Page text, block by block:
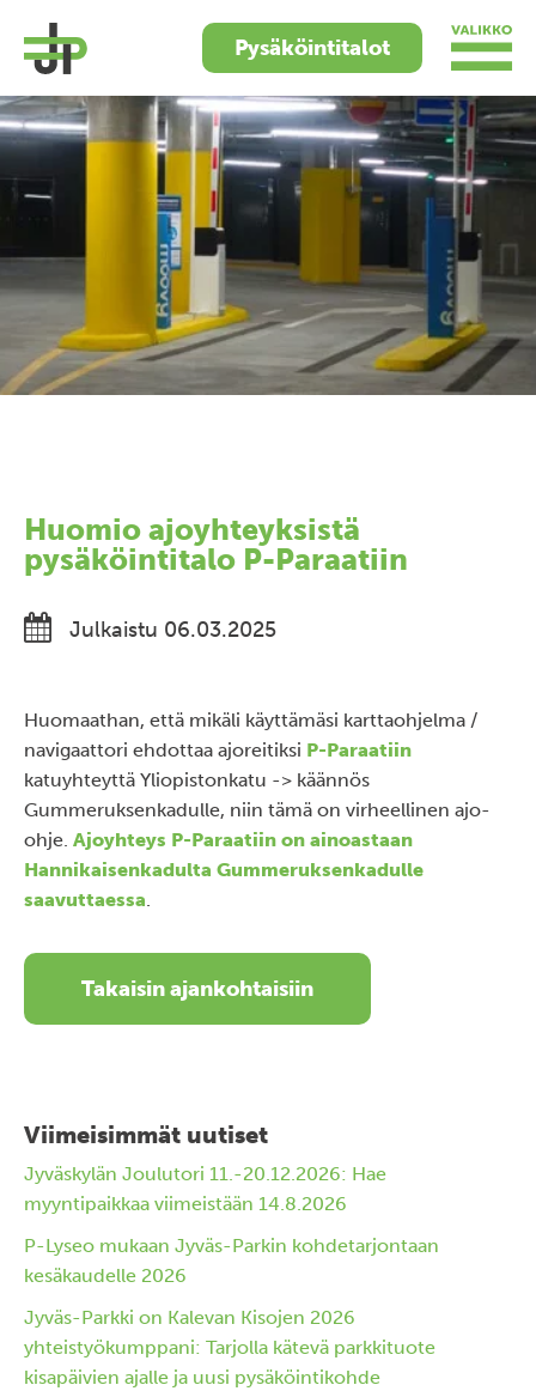
Pysäköintitalot
Huomio ajoyhteyksistä
pysäköintitalo P-Paraatiin
Julkaistu 06.03.2025
Huomaathan, että mikäli käyttämäsi karttaohjelma /
navigaattori ehdottaa ajoreitiksi P-Paraatiin
katuyhteyttä Yliopistonkatu -> käännös
Gummeruksenkadulle, niin tämä on virheellinen ajo-
ohje. Ajoyhteys P-Paraatiin on ainoastaan
Hannikaisenkadulta Gummeruksenkadulle
saavuttaessa.
Takaisin ajankohtaisiin
Viimeisimmät uutiset
Jyväskylän Joulutori 11.-20.12.2026: Hae
myyntipaikkaa viimeistään 14.8.2026
P-Lyseo mukaan Jyväs-Parkin kohdetarjontaan
kesäkaudelle 2026
Jyväs-Parkki on Kalevan Kisojen 2026
yhteistyökumppani: Tarjolla kätevä parkkituote
kisapäivien ajalle ja uusi pysäköintikohde